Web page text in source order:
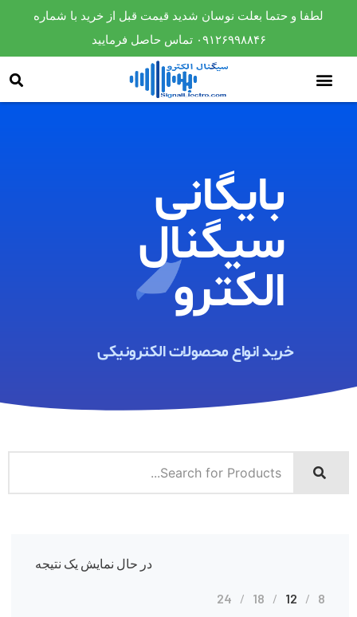
لطفا و حتما بعلت نوسان شدید قیمت قبل از خرید با شماره
۰۹۱۲۶۹۹۸۸۴۶ تماس حاصل فرمایید
بایگانی
سیگنال
الکترو​
خرید انواع محصولات الکترونیکی ​
در حال نمایش یک نتیجه
8
12
18
24